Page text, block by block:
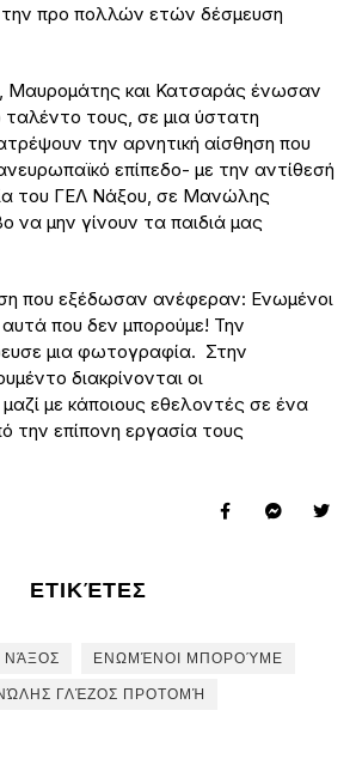
προ πολλών ετών δέσμευση
Μαυρομάτης και Κατσαράς ένωσαν
ταλέντο τους, σε μια ύστατη
την αρνητική αίσθηση που
επίπεδο- με την αντίθεσή
του ΓΕΛ Νάξου, σε Μανώλης
να μην γίνουν τα παιδιά μας
που εξέδωσαν ανέφεραν: Ενωμένοι
αυτά που δεν μπορούμε! Την
μια φωτογραφία. Στην
διακρίνονται οι
με κάποιους εθελοντές σε ένα
την επίπονη εργασία τους
ΕΤΙΚΈΤΕΣ
ΝΆΞΟΣ
ΕΝΩΜΈΝΟΙ ΜΠΟΡΟΎΜΕ
ΓΛΈΖΟΣ ΠΡΟΤΟΜΉ